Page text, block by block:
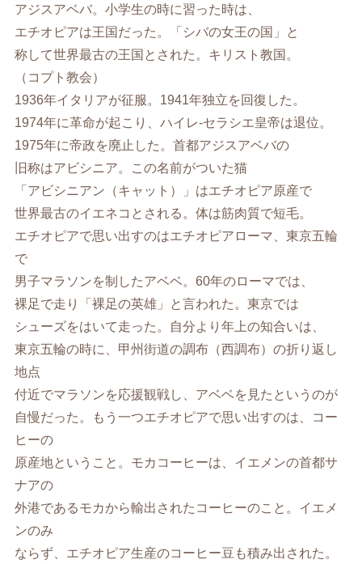
アジスアベバ。小学生の時に習った時は、
エチオピアは王国だった。「シバの女王の国」と
称して世界最古の王国とされた。キリスト教国。
（コプト教会）
1936年イタリアが征服。1941年独立を回復した。
1974年に革命が起こり、ハイレ-セラシエ皇帝は退位。
1975年に帝政を廃止した。首都アジスアベバの
旧称はアビシニア。この名前がついた猫
「アビシニアン（キャット）」はエチオピア原産で
世界最古のイエネコとされる。体は筋肉質で短毛。
エチオピアで思い出すのはエチオピアローマ、東京五輪
で
男子マラソンを制したアベベ。60年のローマでは、
裸足で走り「裸足の英雄」と言われた。東京では
シューズをはいて走った。自分より年上の知合いは、
東京五輪の時に、甲州街道の調布（西調布）の折り返し
地点
付近でマラソンを応援観戦し、アベベを見たというのが
自慢だった。もう一つエチオピアで思い出すのは、コー
ヒーの
原産地ということ。モカコーヒーは、イエメンの首都サ
ナアの
外港であるモカから輸出されたコーヒーのこと。イエメ
ンのみ
ならず、エチオピア生産のコーヒー豆も積み出された。